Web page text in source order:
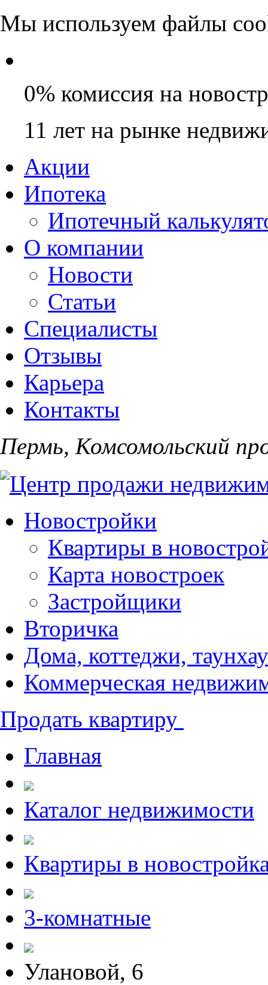
Мы используем файлы
0% комиссия на
11 лет на рынке
Акции
Ипотека
Ипотечный
О компании
Новости
Статьи
Специалисты
Отзывы
Карьера
Контакты
Пермь, Комсомольский
Новостройки
Квартиры в
Карта новостроек
Застройщики
Вторичка
Дома, коттеджи,
Коммерческая
Продать квартиру
Главная
Каталог недвижимости
Квартиры в
3-комнатные
Улановой, 6